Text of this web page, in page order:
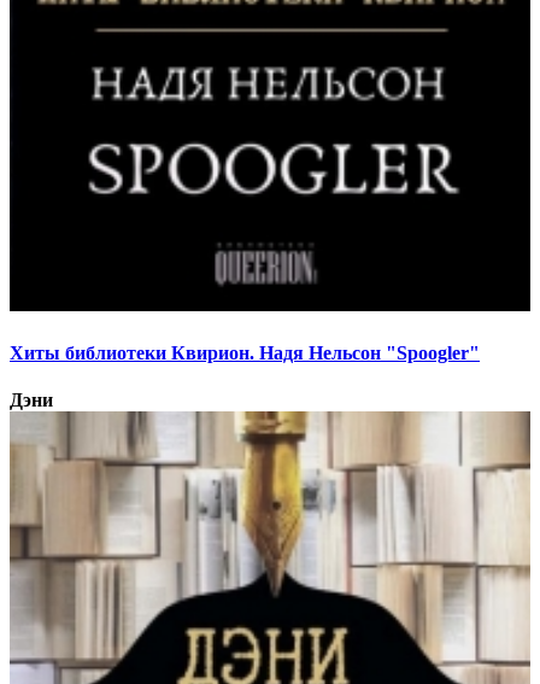
Хиты библиотеки Квирион. Надя Нельсон "Spoogler"
Дэни